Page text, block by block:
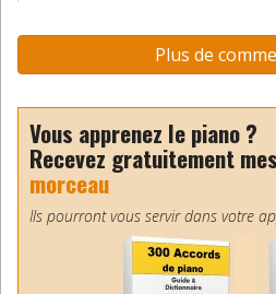
accords possibles (
Benoit
Merci
Répondre
Plus de
Vous apprenez le piano ?
Recevez gratuitement mes
morceau
Ils pourront vous servir dans votre